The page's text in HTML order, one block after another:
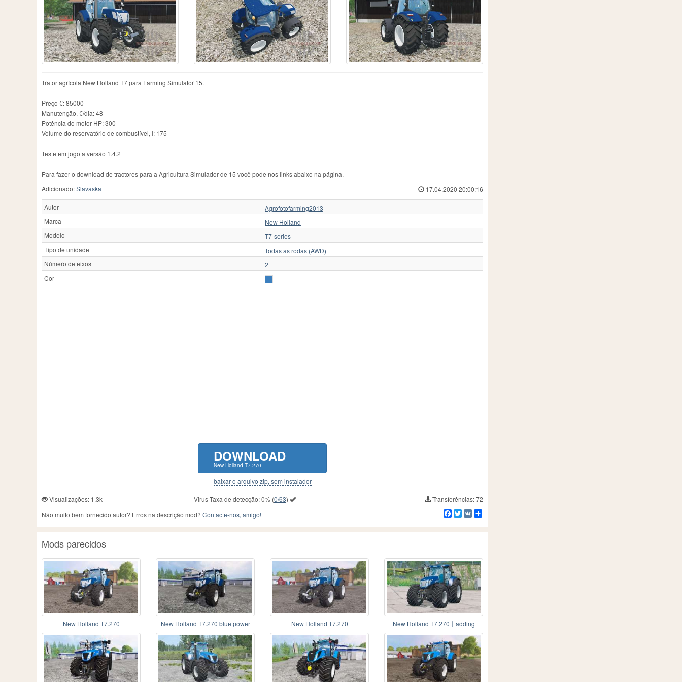
Chamberlain
2
County
1
Daten
1
David Brown
7
Deutz-Fahr
467
Dutra
6
Ebro
1
Famulus
4
Farming Simulator 15
IMT
76
130
John
1
John Deere
1282
John Deere 6930 Premiꭒm1
John Deere 7830
1
John Deere 7930
1
Kramer
RABA
44
Rakovica
11
Rasant
1
Reform
6
Renault
86
Same
95
Schluter
32
Zetor
216
Zetor 4011
Zetor 16145 Turbo
1
Outro
4
Агромаш
1
Беларус
66
ВМТЗ
3
Т
110
ТЛТ
1
ТТ
3
ХЗТСШ
2
ХТА
6
ХТЗ
177
ЧЗПТ
1
Trator agrícola New Holland T7 para Farming Simulator 15.
Preço €: 85000
Manutenção, €/dia: 48
Potência do motor HP: 300
Volume do reservatório de combustível, l: 175
Teste em jogo a versão 1.4.2
Para fazer o download de tractores para a Agricultura Simulador de 15 você pode nos links abaixo na página.
Adicionado:Slavaska 17.04.2020 20:00:16
Autor
Agrofotofarming2013
Marca
New Holland
Modelo
T7-series
Tipo de unidade
Todas as rodas (AWD)
Número de eixos
2
Cor
DOWNLOAD
New Holland T7.270
baixar o arquivo zip, sem instalador
Visualizações: 1.3k Virus Taxa de detecção:0%(0/63)
Transferências: 72
Não muito bem fornecido autor? Erros na descrição mod? Contacte-nos, amigo! Facebook
Twitter
VK
Mods parecidos
New Holland T7.270 New Holland T7.270 blue power New Holland T7.270
New Holland T7.270〡adding
novos espelhos